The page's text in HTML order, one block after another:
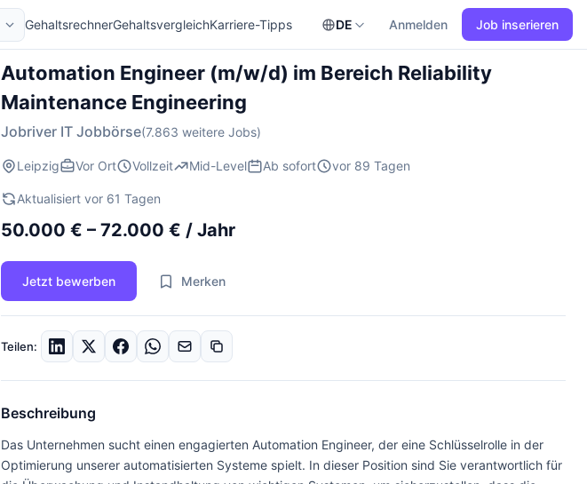
GehaltsrechnerGehaltsvergleichKarriere-Tipps DE Anmelden Job inserieren
Automation Engineer (m/w/d) im Bereich Reliability
Maintenance Engineering
Jobriver IT Jobbörse(7.863 weitere Jobs)
Leipzig Vor Ort Vollzeit Mid-Level Ab sofort vor 89 Tagen
Aktualisiert vor 61 Tagen
50.000 € – 72.000 € / Jahr
Jetzt bewerben Merken
Teilen:
Beschreibung
Das Unternehmen sucht einen engagierten Automation Engineer, der eine Schlüsselrolle in der
Optimierung unserer automatisierten Systeme spielt. In dieser Position sind Sie verantwortlich für